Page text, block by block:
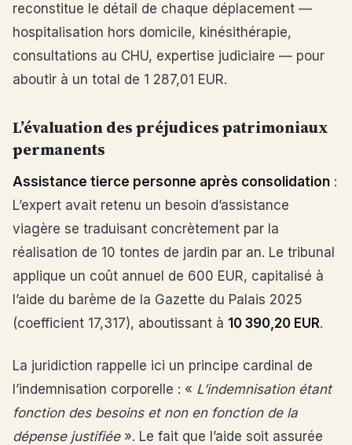
reconstitue le détail de chaque déplacement —
hospitalisation hors domicile, kinésithérapie,
consultations au CHU, expertise judiciaire — pour
aboutir à un total de 1 287,01 EUR.
L’évaluation des préjudices patrimoniaux
permanents
Assistance tierce personne après consolidation :
L’expert avait retenu un besoin d’assistance
viagère se traduisant concrètement par la
réalisation de 10 tontes de jardin par an. Le tribunal
applique un coût annuel de 600 EUR, capitalisé à
l’aide du barème de la Gazette du Palais 2025
(coefficient 17,317), aboutissant à 10 390,20 EUR.
La juridiction rappelle ici un principe cardinal de
l’indemnisation corporelle : « L’indemnisation étant
fonction des besoins et non en fonction de la
dépense justifiée». Le fait que l’aide soit assurée